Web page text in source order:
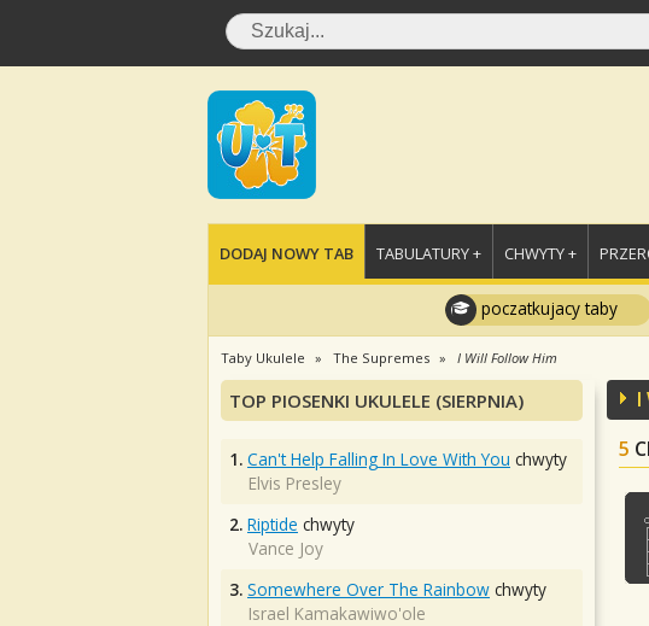
DODAJ NOWY TAB TABULATURY + CHWYTY +
poczatkujacy taby
Taby Ukulele The Supremes I Will Follow Him
I
5
TOP PIOSENKI UKULELE (SIERPNIA)
1. Can't Help Falling In Love With You chwyty
Elvis Presley
2. Riptide chwyty
Vance Joy
3. Somewhere Over The Rainbow chwyty
Israel Kamakawiwo'ole